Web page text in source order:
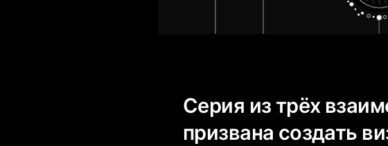
Серия из трёх
призвана создать